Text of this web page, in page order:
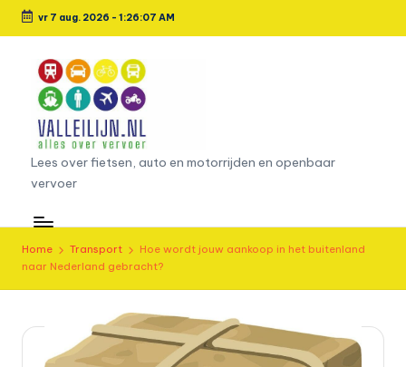
Ga
inhoud
vr 7 aug. 2026 - 1:26:08 AM
L
e
e
s
o
Lees over fietsen, auto en motorrijden en openbaar
vervoer
Home Transport
Hoe wordt jouw aankoop in het buitenland
naar Nederland gebracht?